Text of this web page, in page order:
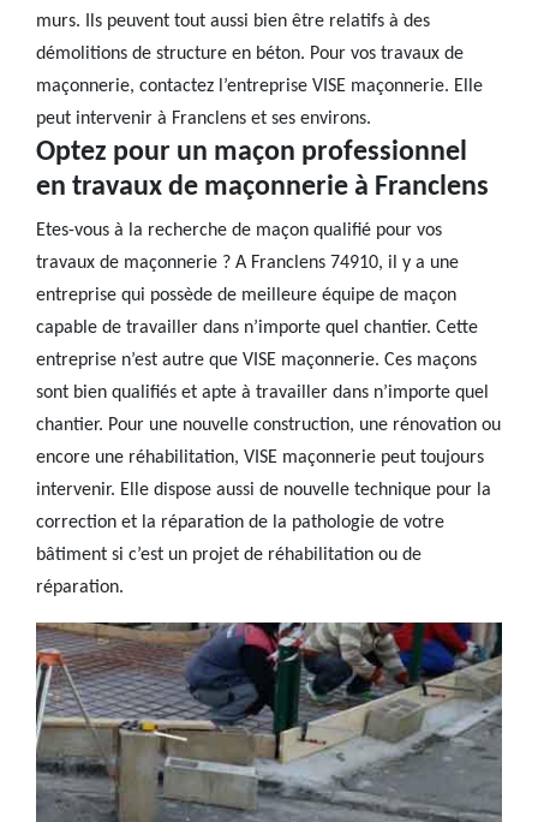
murs. Ils peuvent tout aussi bien être relatifs à des
démolitions de structure en béton. Pour vos travaux de
maçonnerie, contactez l’entreprise VISE maçonnerie. Elle
peut intervenir à Franclens et ses environs.
Optez pour un maçon professionnel
en travaux de maçonnerie à Franclens
Etes-vous à la recherche de maçon qualifié pour vos
travaux de maçonnerie ? A Franclens 74910, il y a une
entreprise qui possède de meilleure équipe de maçon
capable de travailler dans n’importe quel chantier. Cette
entreprise n’est autre que VISE maçonnerie. Ces maçons
sont bien qualifiés et apte à travailler dans n’importe quel
chantier. Pour une nouvelle construction, une rénovation ou
encore une réhabilitation, VISE maçonnerie peut toujours
intervenir. Elle dispose aussi de nouvelle technique pour la
correction et la réparation de la pathologie de votre
bâtiment si c’est un projet de réhabilitation ou de
réparation.